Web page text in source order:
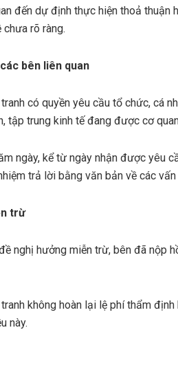
đến dự định thực hiện thoả thuận
rõ ràng.
bên liên quan
có quyền yêu cầu tổ chức, cá
tập trung kinh tế đang được cơ
ngày, kể từ ngày nhận được yêu
trả lời bằng văn bản về các
trừ
nghị hưởng miễn trừ, bên đã nộp
không hoàn lại lệ phí thẩm
này.